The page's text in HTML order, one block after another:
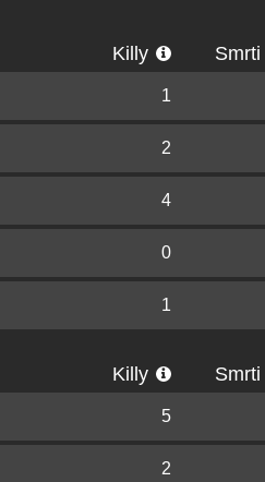
Killy Smrti
1
2
4
0
1
Killy Smrti
5
2